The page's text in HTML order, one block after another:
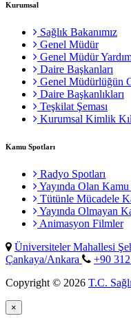
Kurumsal
Sağlık Bakanımız
Genel Müdür
Genel Müdür
Daire Başkanları
Genel Müdürlüğün
Daire Başkanlıkları
Teşkilat Şeması
Kurumsal Kimlik
Kamu Spotları
Radyo Spotları
Yayında Olan Kamu
Tütünle Mücadele
Yayında Olmayan
Animasyon Filmler
Üniversiteler Mahallesi
Çankaya/Ankara
+90
Copyright © 2026 T.C.
×